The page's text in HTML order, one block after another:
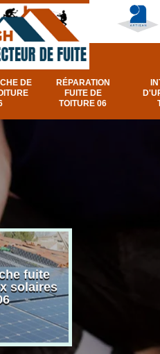
DE
RÉPARATION
FUITE DE
TOITURE 06
fuite
solaires
urgence